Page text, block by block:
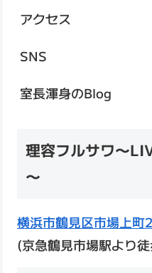
アクセス
SNS
室長渾身のBlog
理容フルサワ～
～
横浜市鶴見区市場上
(京急鶴見市場駅より